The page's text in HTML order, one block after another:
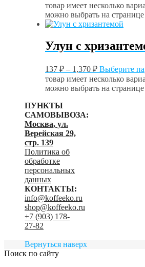
товар имеет несколько
можно выбрать на странице
Улун с
137 ₽ – 1,370 ₽ Выберите
товар имеет несколько
можно выбрать на странице
ПУНКТЫ
САМОВЫВОЗА:
Москва, ул.
Верейская 29,
стр. 139
Политика об
обработке
персональных
данных
КОНТАКТЫ:
info@koffeeko.ru
shop@koffeeko.ru
‬+7 (903) 178-
27-82
Вернуться наверх
Поиск по сайту